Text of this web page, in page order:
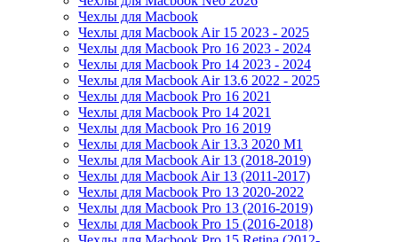
Чехлы для Macbook
Чехлы для Macbook Air 15 2023 - 2025
Чехлы для Macbook Pro 16 2023 - 2024
Чехлы для Macbook Pro 14 2023 - 2024
Чехлы для Macbook Air 13.6 2022 - 2025
Чехлы для Macbook Pro 16 2021
Чехлы для Macbook Pro 14 2021
Чехлы для Macbook Pro 16 2019
Чехлы для Macbook Air 13.3 2020 M1
Чехлы для Macbook Air 13 (2018-2019)
Чехлы для Macbook Air 13 (2011-2017)
Чехлы для Macbook Pro 13 2020-2022
Чехлы для Macbook Pro 13 (2016-2019)
Чехлы для Macbook Pro 15 (2016-2018)